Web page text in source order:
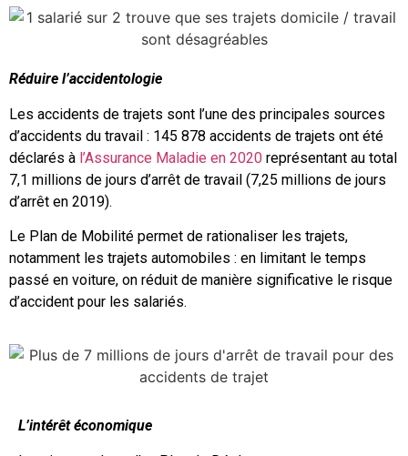
Réduire l’accidentologie
Les accidents de trajets sont l’une des principales sources
d’accidents du travail : 145 878 accidents de trajets ont été
déclarés à l’Assurance Maladie en 2020 représentant au total
7,1 millions de jours d’arrêt de travail (7,25 millions de jours
d’arrêt en 2019).
Le Plan de Mobilité permet de rationaliser les trajets,
notamment les trajets automobiles : en limitant le temps
passé en voiture, on réduit de manière significative le risque
d’accident pour les salariés.
L’intérêt économique